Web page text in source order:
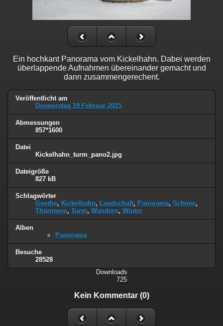
Ein hochkant Panorama vom Kickelhahn. Dabei werden
überlappende Aufnahmen übereinander gemacht und
dann zusammengerechent.
Veröffentlicht am
Donnerstag 19 Februar 2015
Abmessungen
857*1600
Datei
Kickelhahn_turm_pano2.jpg
Dateigröße
827 kB
Schlagwörter
Goethe, Kickelhahn, Landschaft, Panorama, Schnee,
Thüringen, Turm, Wandern, Winter
Alben
Panorama
Besuche
28528
Downloads
725
Kein Kommentar (0)